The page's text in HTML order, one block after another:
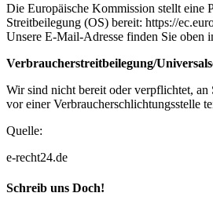
Die Europäische Kommission stellt eine
Streitbeilegung (OS) bereit: https://
Unsere E-Mail-Adresse finden Sie oben
Verbraucherstreitbeilegung/
Wir sind nicht bereit oder verpflichtet, an
vor einer Verbraucherschlichtungsstelle
Quelle:
e-recht24.de
Schreib uns Doch!